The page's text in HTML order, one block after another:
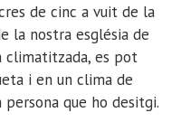
de cinc a vuit de la
nostra església de
climatitzada, es pot
i en un clima de
que ho desitgi.